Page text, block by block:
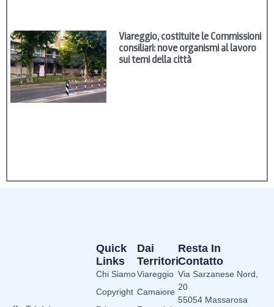
Viareggio, costituite le Commissioni
consiliari: nove organismi al lavoro
sui temi della città
Dai
Territori
Viareggio
Camaiore
Quick
Links
Chi Siamo
Copyright
Resta In
Contatto
Via Sarzanese Nord,
20
55054 Massarosa